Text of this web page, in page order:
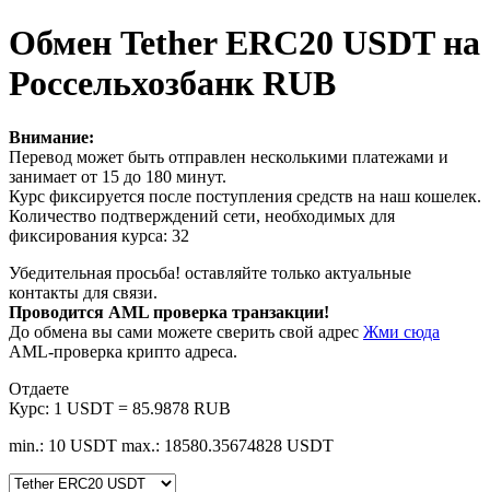
Обмен Tether ERC20 USDT на
Россельхозбанк RUB
Внимание:
Перевод может быть отправлен несколькими платежами и
занимает от 15 до 180 минут.
Курс фиксируется после поступления средств на наш кошелек.
Количество подтверждений сети, необходимых для
фиксирования курса: 32
Убедительная просьба! оставляйте только актуальные
контакты для связи.
Проводится AML проверка транзакции!
До обмена вы сами можете сверить свой адрес Жми сюда
AML-проверка крипто адреса.
Отдаете
Курс: 1 USDT = 85.9878 RUB
min.: 10 USDT max.: 18580.35674828 USDT